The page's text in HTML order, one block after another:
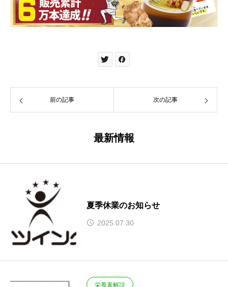
前の記事 次の記事
最新情報
夏季休業のお知らせ
2025.07.30
栄養素解説